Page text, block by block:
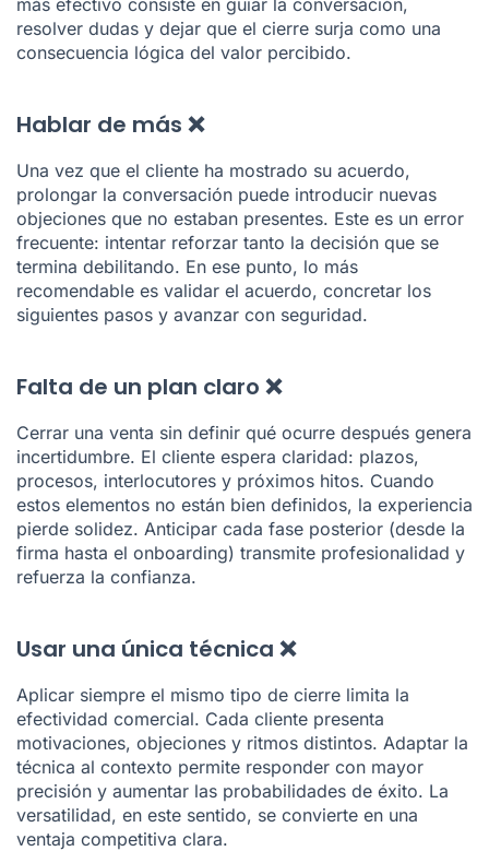
resolver dudas y dejar que el cierre surja como una
consecuencia lógica del valor percibido.
Hablar de más ❌
Una vez que el cliente ha mostrado su acuerdo,
prolongar la conversación puede introducir nuevas
objeciones que no estaban presentes. Este es un error
frecuente: intentar reforzar tanto la decisión que se
termina debilitando. En ese punto, lo más
recomendable es validar el acuerdo, concretar los
siguientes pasos y avanzar con seguridad.
Falta de un plan claro ❌
Cerrar una venta sin definir qué ocurre después genera
incertidumbre. El cliente espera claridad: plazos,
procesos, interlocutores y próximos hitos. Cuando
estos elementos no están bien definidos, la experiencia
pierde solidez. Anticipar cada fase posterior (desde la
firma hasta el onboarding) transmite profesionalidad y
refuerza la confianza.
Usar una única técnica ❌
Aplicar siempre el mismo tipo de cierre limita la
efectividad comercial. Cada cliente presenta
motivaciones, objeciones y ritmos distintos. Adaptar la
técnica al contexto permite responder con mayor
precisión y aumentar las probabilidades de éxito. La
versatilidad, en este sentido, se convierte en una
ventaja competitiva clara.